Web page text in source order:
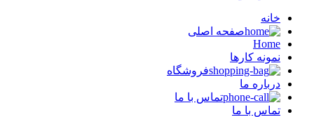
خانه
صفحه اصلی
Home
نمونه کارها
فروشگاه
درباره ما
تماس با ما
تماس با ما